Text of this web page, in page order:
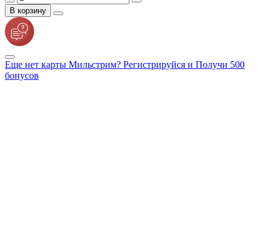
В корзину
Еще нет карты Мильстрим? Регистрируйся и Получи 500
бонусов